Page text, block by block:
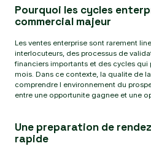
Pourquoi les cycles
commercial majeur
Les ventes enterprise sont rarement
interlocuteurs, des processus de
financiers importants et des cycles qui
mois. Dans ce contexte, la qualite de
comprendre l environnement du
entre une opportunite gagnee et une
Une preparation de
rapide